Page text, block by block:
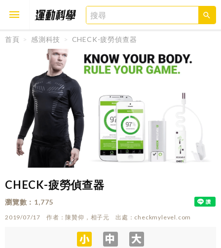
首頁 感測科技 CHECK-疲勞偵查器
CHECK-疲勞偵查器
瀏覽數 1,775
2019/07/17 作者 陳贊仰，相子元 出處 checkmylevel.com
取消 確定